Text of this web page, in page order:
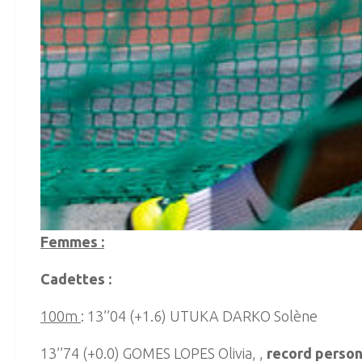
Femmes :
Cadettes :
100m : 13’’04 (+1.6) UTUKA DARKO Solène
13’’74 (+0.0) GOMES LOPES Olivia, , record